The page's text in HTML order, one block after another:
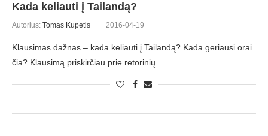
Kada keliauti į Tailandą?
Autorius: Tomas Kupetis 2016-04-19
Klausimas dažnas – kada keliauti į Tailandą? Kada geriausi orai
čia? Klausimą priskirčiau prie retorinių …